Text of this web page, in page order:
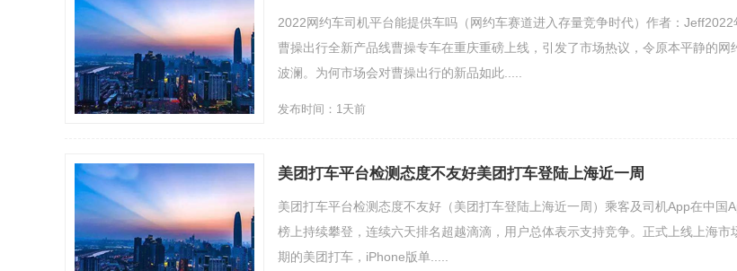
2022网约车司机平台能提供车吗（网约车赛道进入存量竞争时代）作者：Jeff2022
曹操出行全新产品线曹操专车在重庆重磅上线，引发了市场热议，令原本平静的网
波澜。为何市场会对曹操出行的新品如此.....
发布时间：1天前
美团打车平台检测态度不友好美团打车登陆上海近一周
美团打车平台检测态度不友好（美团打车登陆上海近一周）乘客及司机App在中国
榜上持续攀登，连续六天排名超越滴滴，用户总体表示支持竞争。正式上线上海市
期的美团打车，iPhone版单.....